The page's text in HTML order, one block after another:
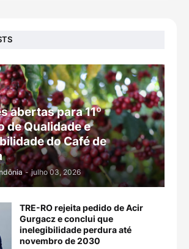
abertas para 11º
de Qualidade e
do Café de
- julho 03, 2026
TRE-RO rejeita pedido de Acir
Gurgacz e conclui que
inelegibilidade perdura até
novembro de 2030